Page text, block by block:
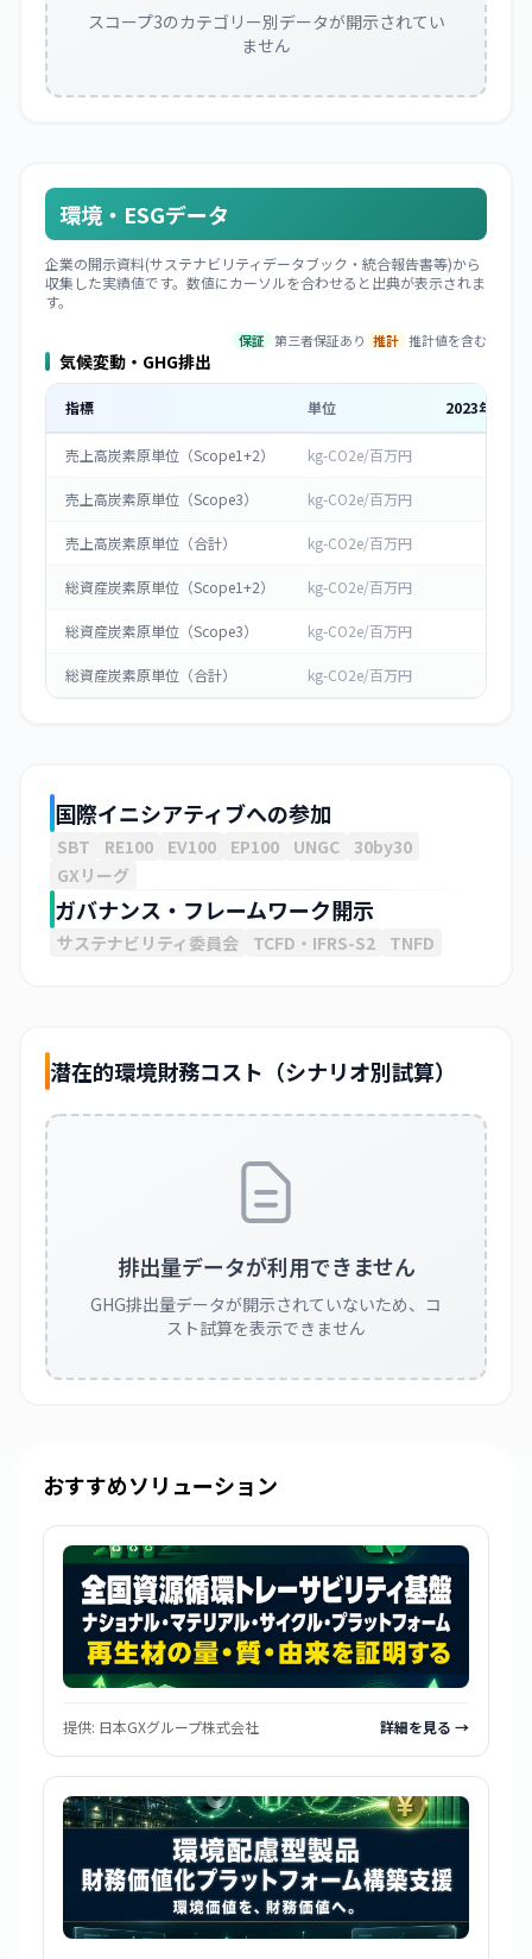
スコープ3のカテゴリー別データが開示されてい
ません
環境・ESGデータ
企業の開示資料(サステナビリティデータブック・統合報告書等)から
収集した実績値です。数値にカーソルを合わせると出典が表示されま
す。
保証 第三者保証あり 推計 推計値を含む
気候変動・GHG排出
指標 単位 2023年度
売上高炭素原単位（Scope1+2） kg-CO2e/百万円
売上高炭素原単位（Scope3） kg-CO2e/百万円
売上高炭素原単位（合計） kg-CO2e/百万円
総資産炭素原単位（Scope1+2） kg-CO2e/百万円
総資産炭素原単位（Scope3） kg-CO2e/百万円
総資産炭素原単位（合計） kg-CO2e/百万円
国際イニシアティブへの参加
SBT RE100 EV100 EP100 UNGC 30by30
GXリーグ
ガバナンス・フレームワーク開示
サステナビリティ委員会 TCFD・IFRS-S2 TNFD
潜在的環境財務コスト（シナリオ別試算）
排出量データが利用できません
GHG排出量データが開示されていないため、コ
スト試算を表示できません
おすすめソリューション
提供: 日本GXグループ株式会社 詳細を見る →